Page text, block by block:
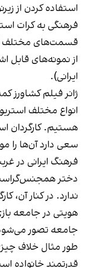
استفاده کردن از
فرهنگی به کرات
قسمت‌های مختلف
از نمونه‌های قابل
ایرانی).
ژانر فیلم
انواع مختلف
هستیم. کارگردان
سعی دارد آن‌ها را
فرهنگ ایرانی در
دختر
ندارد. در کنار آن،
هویتی در جامعه
جامعه تصور
طور مثال خلاف
قدرتمند خانواده